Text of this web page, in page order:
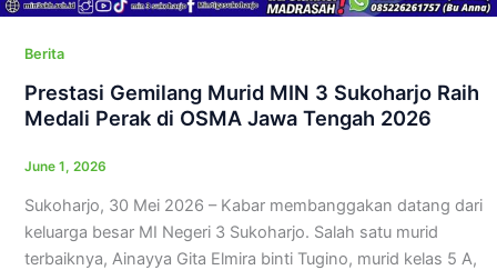
Berita
Prestasi Gemilang Murid MIN 3 Sukoharjo Raih
Medali Perak di OSMA Jawa Tengah 2026
June 1, 2026
Sukoharjo, 30 Mei 2026 – Kabar membanggakan datang dari
keluarga besar MI Negeri 3 Sukoharjo. Salah satu murid
terbaiknya, Ainayya Gita Elmira binti Tugino, murid kelas 5 A,